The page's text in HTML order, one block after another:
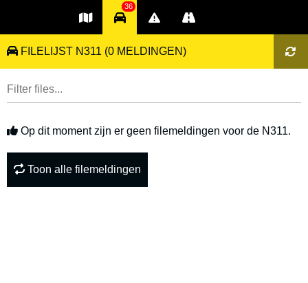
36
FILELIJST N311 (0 MELDINGEN)
Op dit moment zijn er geen filemeldingen voor de N311.
Toon alle filemeldingen